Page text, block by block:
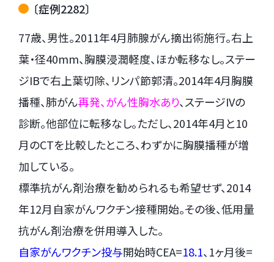
〔症例2282〕
77歳、男性。2011年4月肺腺がん摘出術施行。右上
葉・径40mm、胸膜浸潤軽度、ほか転移なし。ステー
ジIBで右上葉切除、リンパ節郭清。2014年4月胸膜
播種、肺がん再発、がん性胸水あり、ステージIVの
診断。他部位に転移なし。ただし、2014年4月と10
月のCTを比較したところ、わずかに胸膜播種が増
加している。
標準抗がん剤治療を勧められるも希望せず、2014
年12月自家がんワクチン接種開始。その後、低用量
抗がん剤治療を併用導入した。
自家がんワクチン投与開始時CEA=18.1、1ヶ月後=